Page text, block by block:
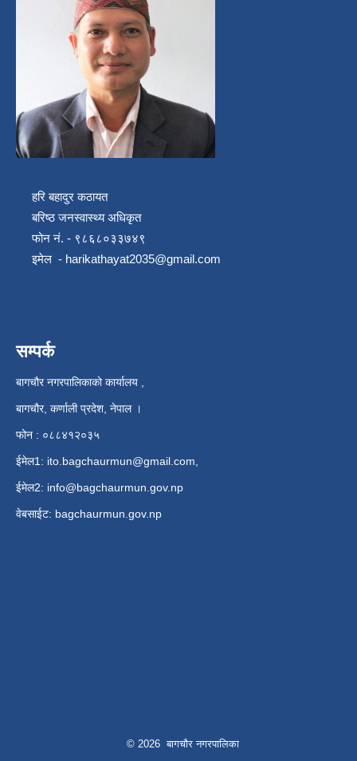
हरि बहादुर कठायत
बरिष्ठ जनस्वास्थ्य अधिकृत
फोन नं. - ९८६८०३३७४९
इमेल - harikathayat2035@gmail.com
सम्पर्क
बागचौर नगरपालिकाको कार्यालय ,
बागचौर, कर्णाली प्रदेश, नेपाल ।
फोन : ०८८४१२०३५
ईमेल1: ito.bagchaurmun@gmail.com
ईमेल2: info@bagchaurmun.gov.np
वे‍बसाईट: bagchaurmun.gov.np
© 2026 बागचौर नगरपालिका